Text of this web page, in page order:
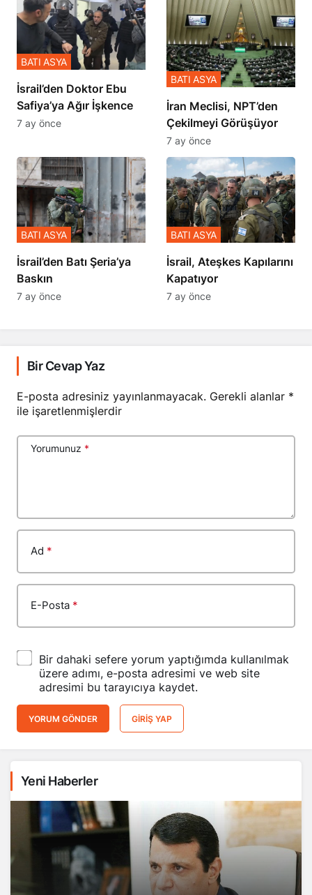
İsrail’den Doktor Ebu
Safiya’ya Ağır İşkence
BATI ASYA
7 ay önce
İran Meclisi, NPT’den
Çekilmeyi Görüşüyor
BATI ASYA
7 ay önce
​​​​​​​İsrail’den Batı Şeria’ya
Baskın
BATI ASYA
7 ay önce
İsrail, Ateşkes Kapılarını
Kapatıyor
BATI ASYA
7 ay önce
Bir Cevap Yaz
E-posta adresiniz yayınlanmayacak. Gerekli alanlar *
ile işaretlenmişlerdir
Yorumunuz *
Ad *
E-Posta *
Bir dahaki sefere yorum yaptığımda kullanılmak
üzere adımı, e-posta adresimi ve web site
adresimi bu tarayıcıya kaydet.
YORUM GÖNDER GIRIŞ YAP
Yeni Haberler